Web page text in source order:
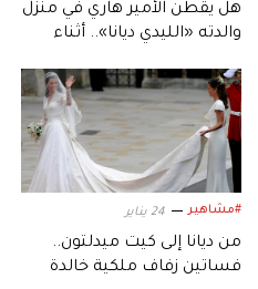
هل يقطن الأمير هاري في منزل
والدته «الليدي ديانا».. أثناء
#مشاهير 24 يناير
من ديانا إلى كيت ميدلتون..
فساتين زفاف ملكية خالدة